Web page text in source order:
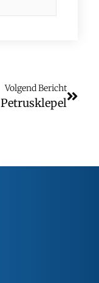
Volgend Bericht
Petrusklepel